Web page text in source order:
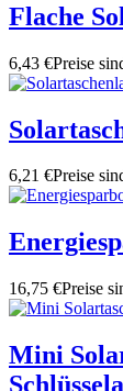
Flache
6,43 €Preise
6,21 €Preise
16,75 €Preise
Mini